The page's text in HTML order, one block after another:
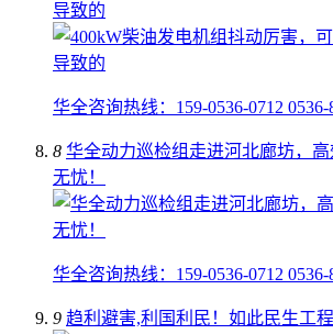
导致的
华全咨询热线：159-0536-0712 0536-
8 华全动力巡检组走进河北廊坊，
无忧！
华全咨询热线：159-0536-0712 0536-
9 趋利避害,利国利民！如此民生工